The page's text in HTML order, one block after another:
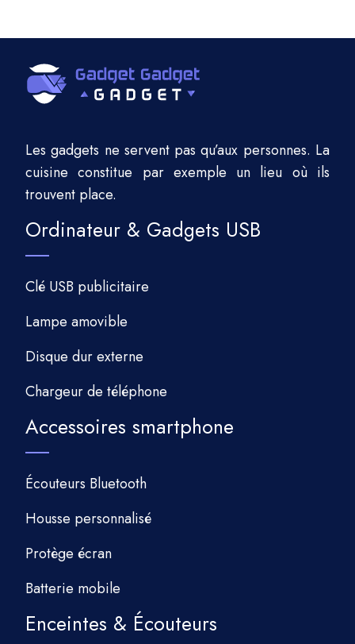
Les gadgets ne servent pas qu’aux personnes. La
cuisine constitue par exemple un lieu où ils
trouvent place.
Ordinateur & Gadgets USB
Clé USB publicitaire
Lampe amovible
Disque dur externe
Chargeur de téléphone
Accessoires smartphone
Écouteurs Bluetooth
Housse personnalisé
Protège écran
Batterie mobile
Enceintes & Écouteurs